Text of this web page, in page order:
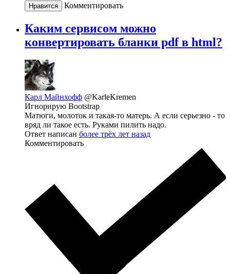
Нравится Комментировать
Каким сервисом можно
конвертировать бланки pdf в html?
Карл Майнхофф @KarleKremen
Игнорирую Bootstrap
Матюги, молоток и такая-то матерь. А если серьезно - то
вряд ли такое есть. Руками пилить надо.
Ответ написан более трёх лет назад
Комментировать